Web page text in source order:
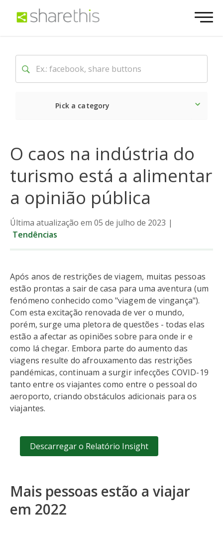
Pick a category
O caos na indústria do
turismo está a alimentar
a opinião pública
Última atualização em 05 de julho de 2023 |
Tendências
Após anos de restrições de viagem, muitas pessoas
estão prontas a sair de casa para uma aventura (um
fenómeno conhecido como "viagem de vingança").
Com esta excitação renovada de ver o mundo,
porém, surge uma pletora de questões - todas elas
estão a afectar as opiniões sobre para onde ir e
como lá chegar. Embora parte do aumento das
viagens resulte do afrouxamento das restrições
pandémicas, continuam a surgir infecções COVID-19
tanto entre os viajantes como entre o pessoal do
aeroporto, criando obstáculos adicionais para os
viajantes.
Descarregar o Relatório Insight
Mais pessoas estão a viajar
em 2022